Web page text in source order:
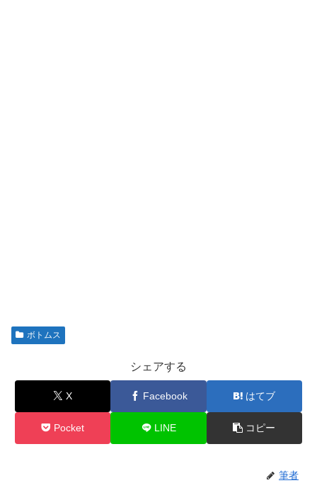
ボトムス
シェアする
X Facebook はてブ
Pocket LINE コピー
筆者